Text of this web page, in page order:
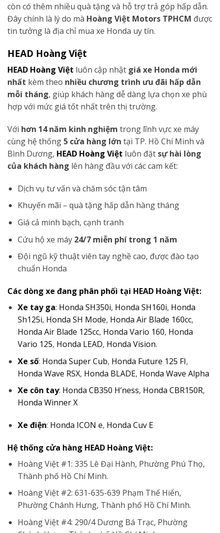
còn có thêm nhiều quà tặng và hỗ trợ trả góp hấp dẫn.
Đây chính là lý do mà Hoàng Việt Motors TPHCM được
tin tưởng là địa chỉ mua xe Honda uy tín.
HEAD Hoàng Việt
HEAD Hoàng Việt luôn cập nhật giá xe Honda mới
nhất kèm theo nhiều chương trình ưu đãi hấp dẫn
mỗi tháng, giúp khách hàng dễ dàng lựa chọn xe phù
hợp với mức giá tốt nhất trên thị trường.
Với hơn 14 năm kinh nghiệm trong lĩnh vực xe máy
cùng hệ thống 5 cửa hàng lớn tại TP. Hồ Chí Minh và
Bình Dương, HEAD Hoàng Việt luôn đặt sự hài lòng
của khách hàng lên hàng đầu với các cam kết:
Dịch vụ tư vấn và chăm sóc tận tâm
Khuyến mãi – quà tặng hấp dẫn hàng tháng
Giá cả minh bạch, cạnh tranh
Cứu hộ xe máy 24/7 miễn phí trong 1 năm
Đội ngũ kỹ thuật viên tay nghề cao, được đào tạo
chuẩn Honda
Các dòng xe đang phân phối tại HEAD Hoàng Việt:
Xe tay ga: Honda SH350i, Honda SH160i, Honda
Sh125i, Honda SH Mode, Honda Air Blade 160cc,
Honda Air Blade 125cc, Honda Vario 160, Honda
Vario 125, Honda LEAD, Honda Vision.
Xe số: Honda Super Cub, Honda Future 125 FI,
Honda Wave RSX, Honda BLADE, Honda Wave Alpha
Xe côn tay: Honda CB350 H’ness, Honda CBR150R,
Honda Winner X
Xe điện: Honda ICON e, Honda Cuv E
Hệ thống cửa hàng HEAD Hoàng Việt:
Hoàng Việt #1: 335 Lê Đại Hành, Phường Phú Thọ,
Thành phố Hồ Chí Minh.
Hoàng Việt #2: 631-635-639 Phạm Thế Hiển,
Phường Chánh Hưng, Thành phố Hồ Chí Minh.
Hoàng Việt #4: 290/4 Dương Bá Trạc, Phường